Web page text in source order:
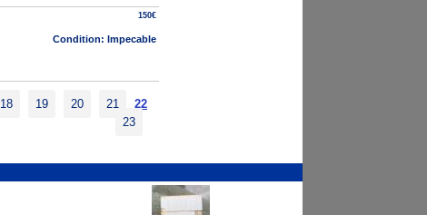
150€
Condition: Impecable
18 19 20 21
22
23